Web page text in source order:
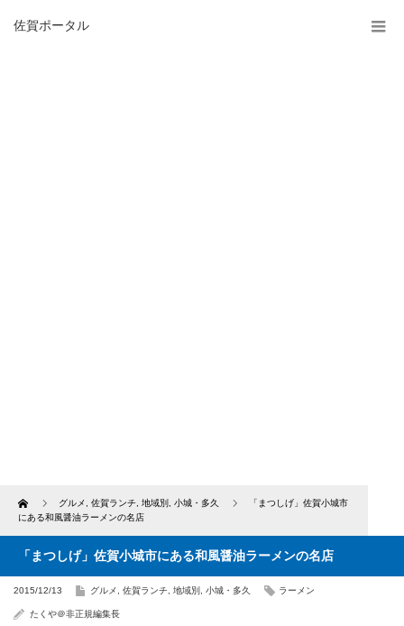
佐賀ポータル
Home グルメ 佐賀ランチ 地域別 小城・多久
「まつしげ」佐賀小城市
にある和風醤油ラーメンの名店
「まつしげ」佐賀小城市にある和風醤油ラーメンの名店
2015/12/13 グルメ 佐賀ランチ 地域別 小城・多久 ラーメン
たくや＠非正規編集長